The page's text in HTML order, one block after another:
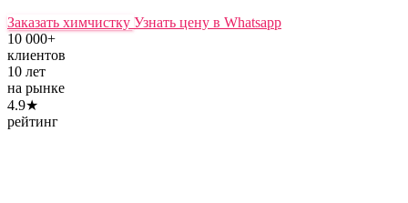
Заказать химчистку Узнать цену в Whatsapp
10 000+
клиентов
10 лет
на рынке
4.9★
рейтинг